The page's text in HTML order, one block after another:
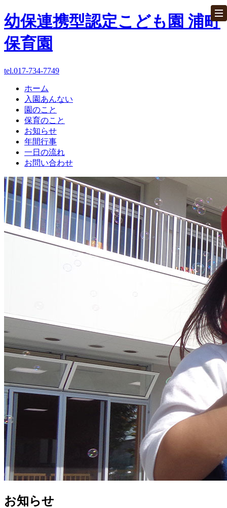
幼保連携型認定こども園 浦町
保育園
ホーム
パンフレット
お問い合わせ
入園あんない
園のこと
保育のこと
お知らせ
tel.017-734-7749
ホーム
入園あんない
園のこと
保育のこと
お知らせ
年間行事
一日の流れ
お問い合わせ
お知らせ